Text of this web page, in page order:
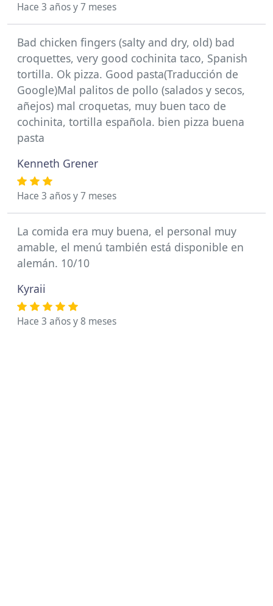
Hace 3 años y 7 meses
Bad chicken fingers (salty and dry, old) bad
croquettes, very good cochinita taco, Spanish
tortilla. Ok pizza. Good pasta(Traducción de
Google)Mal palitos de pollo (salados y secos,
añejos) mal croquetas, muy buen taco de
cochinita, tortilla española. bien pizza buena
pasta
Kenneth Grener
Hace 3 años y 7 meses
La comida era muy buena, el personal muy
amable, el menú también está disponible en
alemán. 10/10
Kyraii
Hace 3 años y 8 meses